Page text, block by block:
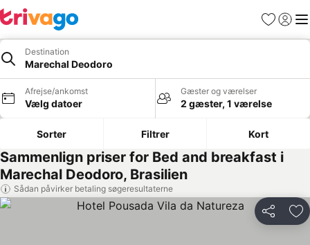
Favoritter
Log ind
Destination
Marechal Deodoro
Afrejse/ankomst
Vælg datoer
Gæster og værelser
2 gæster, 1 værelse
Sorter Filtrer Kort
Sammenlign priser for Bed and breakfast i
Marechal Deodoro, Brasilien
Sådan påvirker betaling søgeresultaterne
Del